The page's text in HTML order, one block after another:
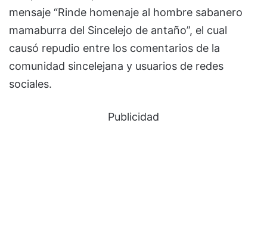
mensaje “Rinde homenaje al hombre sabanero
mamaburra del Sincelejo de antaño”, el cual
causó repudio entre los comentarios de la
comunidad sincelejana y usuarios de redes
sociales.
Publicidad